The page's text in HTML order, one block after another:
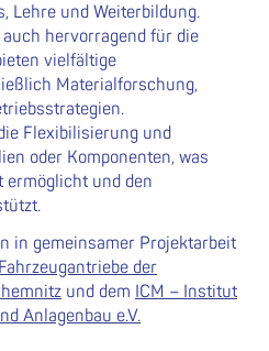
Lehre und Weiterbildung.
hervorragend für die
vielfältige
Materialforschung,
Flexibilisierung und
oder Komponenten, was
ermöglicht und den
in gemeinsamer Projektarbeit
der
und dem ICM – Institut
Anlagenbau e.V.